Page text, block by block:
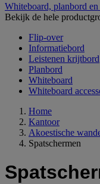
Whiteboard, planbord
Bekijk de hele
Flip-over
Informatiebord
Leistenen krijtbord
Planbord
Whiteboard
Whiteboard
Home
Kantoor
Akoestische
Spatschermen